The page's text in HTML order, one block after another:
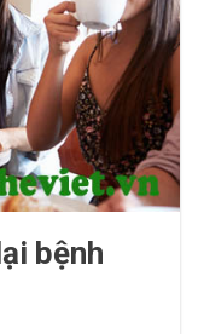
bệnh